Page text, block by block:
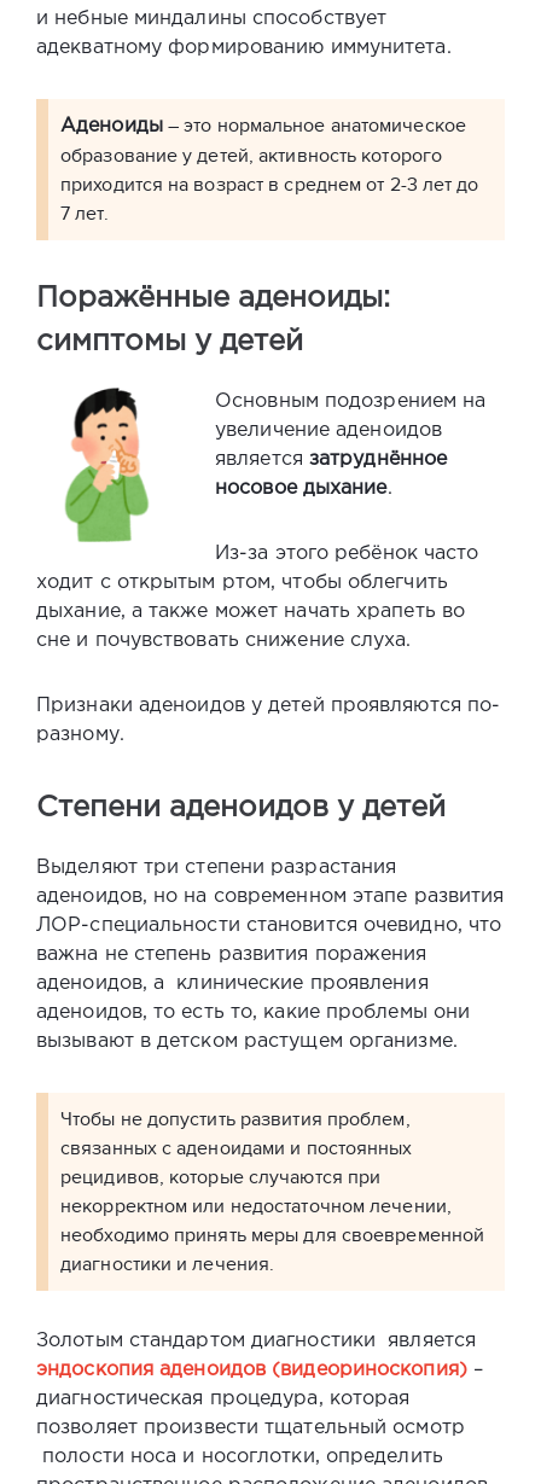
и небные миндалины способствует
адекватному формированию иммунитета.
Аденоиды– это нормальное анатомическое
образование у детей, активность которого
приходится на возраст в среднем от 2-3 лет до
7 лет.
Поражённые аденоиды:
симптомы у детей
Основным подозрением на
увеличение аденоидов
является затруднённое
носовое дыхание.
Из-за этого ребёнок часто
ходит с открытым ртом, чтобы облегчить
дыхание, а также может начать храпеть во
сне и почувствовать снижение слуха.
Признаки аденоидов у детей проявляются по-
разному.
Степени аденоидов у детей
Выделяют три степени разрастания
аденоидов, но на современном этапе развития
ЛОР-специальности становится очевидно, что
важна не степень развития поражения
аденоидов, а клинические проявления
аденоидов, то есть то, какие проблемы они
вызывают в детском растущем организме.
Чтобы не допустить развития проблем,
связанных с аденоидами и постоянных
рецидивов, которые случаются при
некорректном или недостаточном лечении,
необходимо принять меры для своевременной
диагностики и лечения.
Золотым стандартом диагностики является
эндоскопия аденоидов(видеориноскопия)–
диагностическая процедура, которая
позволяет произвести тщательный осмотр
полости носа и носоглотки, определить